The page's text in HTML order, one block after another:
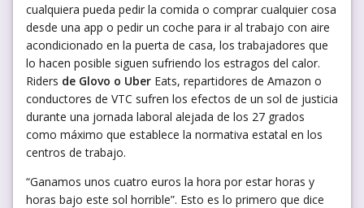
cualquiera pueda pedir la comida o comprar cualquier cosa
desde una app o pedir un coche para ir al trabajo con aire
acondicionado en la puerta de casa, los trabajadores que
lo hacen posible siguen sufriendo los estragos del calor.
Riders de Glovo o Uber Eats, repartidores de Amazon o
conductores de VTC sufren los efectos de un sol de justicia
durante una jornada laboral alejada de los 27 grados
como máximo que establece la normativa estatal en los
centros de trabajo.
“Ganamos unos cuatro euros la hora por estar horas y
horas bajo este sol horrible”. Esto es lo primero que dice